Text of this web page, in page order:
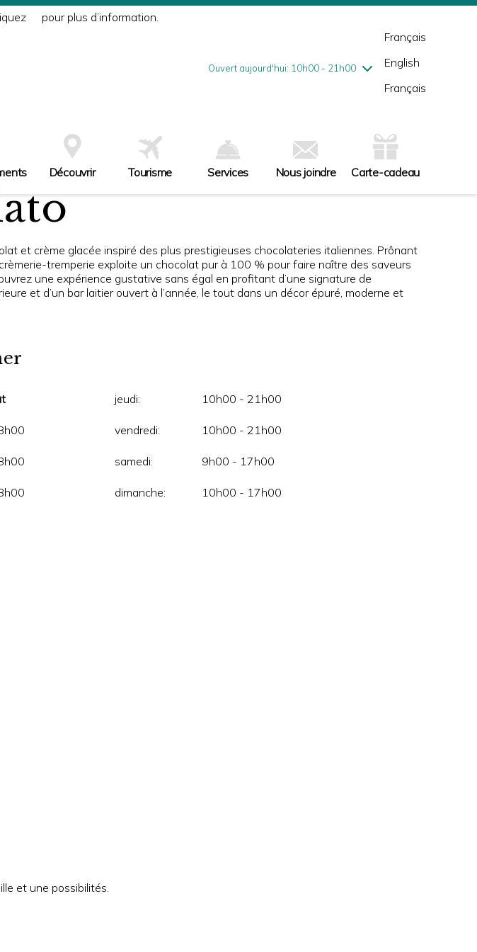
pour plus d’information.
Ouvert aujourd'hui: 10h00 - 21h00
mardi7/28
10h00 - 18h00
vendredi7/31
10h00 - 21h00
Français
English
Français
Découvrir Tourisme Services Nous joindre Carte-cadeau
et crème glacée inspiré des plus prestigieuses chocolateries italiennes. Prônant
tremperie exploite un chocolat pur à 100 % pour faire naître des saveurs
une expérience gustative sans égal en profitant d’une signature de
et d’un bar laitier ouvert à l’année, le tout dans un décor épuré, moderne et
jeudi: 10h00 - 21h00
vendredi: 10h00 - 21h00
samedi: 9h00 - 17h00
dimanche: 10h00 - 17h00
et une possibilités.